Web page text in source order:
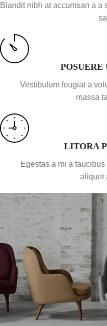
Blandit nibh at accumsan a a
Vestibulum feugiat a
massa
LITORA
Egestas a mi a
aliquet